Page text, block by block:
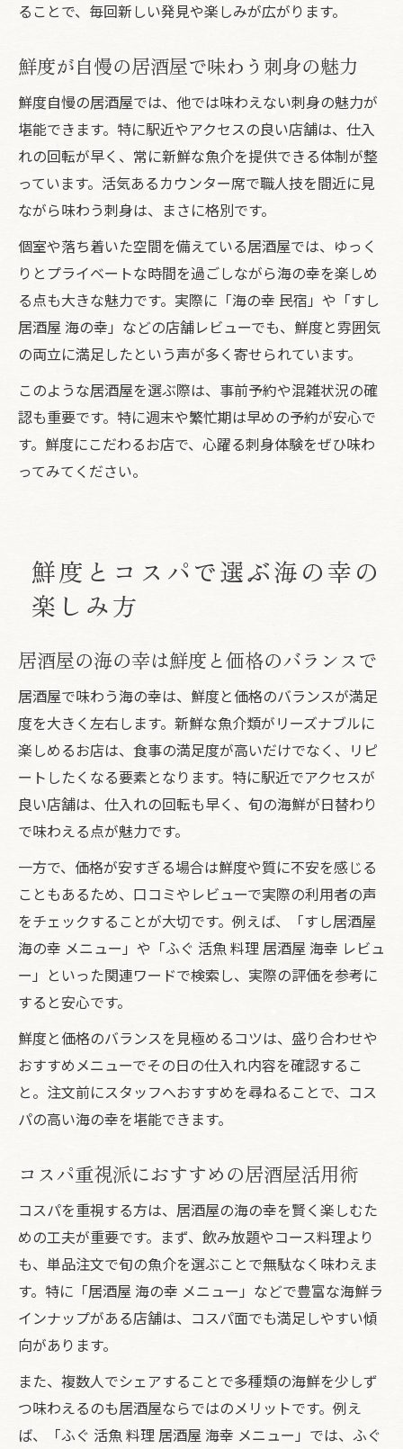
ることで、毎回新しい発見や楽しみが広がります。
鮮度が自慢の居酒屋で味わう刺身の魅力
鮮度自慢の居酒屋では、他では味わえない刺身の魅力が
堪能できます。特に駅近やアクセスの良い店舗は、仕入
れの回転が早く、常に新鮮な魚介を提供できる体制が整
っています。活気あるカウンター席で職人技を間近に見
ながら味わう刺身は、まさに格別です。
個室や落ち着いた空間を備えている居酒屋では、ゆっく
りとプライベートな時間を過ごしながら海の幸を楽しめ
る点も大きな魅力です。実際に「海の幸 民宿」や「すし
居酒屋 海の幸」などの店舗レビューでも、鮮度と雰囲気
の両立に満足したという声が多く寄せられています。
このような居酒屋を選ぶ際は、事前予約や混雑状況の確
認も重要です。特に週末や繁忙期は早めの予約が安心で
す。鮮度にこだわるお店で、心躍る刺身体験をぜひ味わ
ってみてください。
鮮度とコスパで選ぶ海の幸の
楽しみ方
居酒屋の海の幸は鮮度と価格のバランスで
居酒屋で味わう海の幸は、鮮度と価格のバランスが満足
度を大きく左右します。新鮮な魚介類がリーズナブルに
楽しめるお店は、食事の満足度が高いだけでなく、リピ
ートしたくなる要素となります。特に駅近でアクセスが
良い店舗は、仕入れの回転も早く、旬の海鮮が日替わり
で味わえる点が魅力です。
一方で、価格が安すぎる場合は鮮度や質に不安を感じる
こともあるため、口コミやレビューで実際の利用者の声
をチェックすることが大切です。例えば、「すし居酒屋
海の幸 メニュー」や「ふぐ 活魚 料理 居酒屋 海幸 レビュ
ー」といった関連ワードで検索し、実際の評価を参考に
すると安心です。
鮮度と価格のバランスを見極めるコツは、盛り合わせや
おすすめメニューでその日の仕入れ内容を確認するこ
と。注文前にスタッフへおすすめを尋ねることで、コス
パの高い海の幸を堪能できます。
コスパ重視派におすすめの居酒屋活用術
コスパを重視する方は、居酒屋の海の幸を賢く楽しむた
めの工夫が重要です。まず、飲み放題やコース料理より
も、単品注文で旬の魚介を選ぶことで無駄なく味わえま
す。特に「居酒屋 海の幸 メニュー」などで豊富な海鮮ラ
インナップがある店舗は、コスパ面でも満足しやすい傾
向があります。
また、複数人でシェアすることで多種類の海鮮を少しず
つ味わえるのも居酒屋ならではのメリットです。例え
ば、「ふぐ 活魚 料理 居酒屋 海幸 メニュー」では、ふぐ